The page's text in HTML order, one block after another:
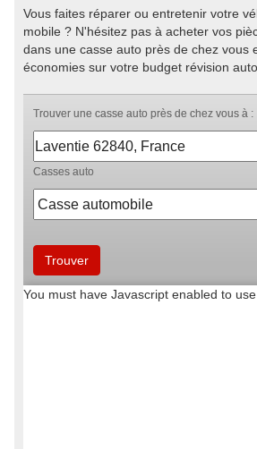
Vous faites réparer ou entretenir votre
mobile ? N'hésitez pas à acheter vos
dans une casse auto près de chez vous
économies sur votre budget révision